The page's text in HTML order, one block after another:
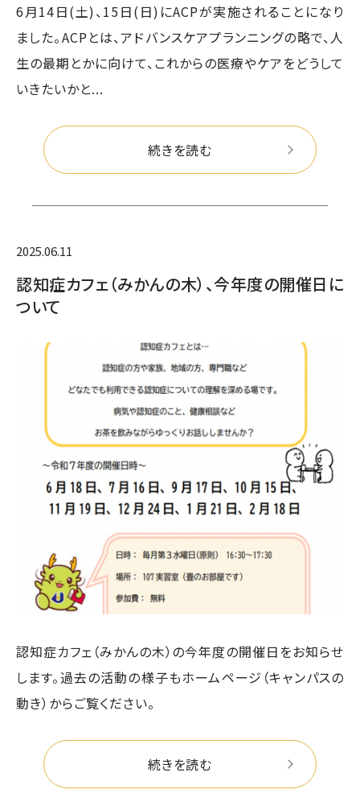
6月14日(土)、15日(日)にACPが実施されることになり
ました。ACPとは、アドバンスケアプランニングの略で、人
生の最期とかに向けて、これからの医療やケアをどうして
いきたいかと...
続きを読む
2025.06.11
認知症カフェ（みかんの木）、今年度の開催日に
ついて
認知症カフェ（みかんの木）の今年度の開催日をお知らせ
します。過去の活動の様子もホームページ（キャンパスの
動き）からご覧ください。
続きを読む